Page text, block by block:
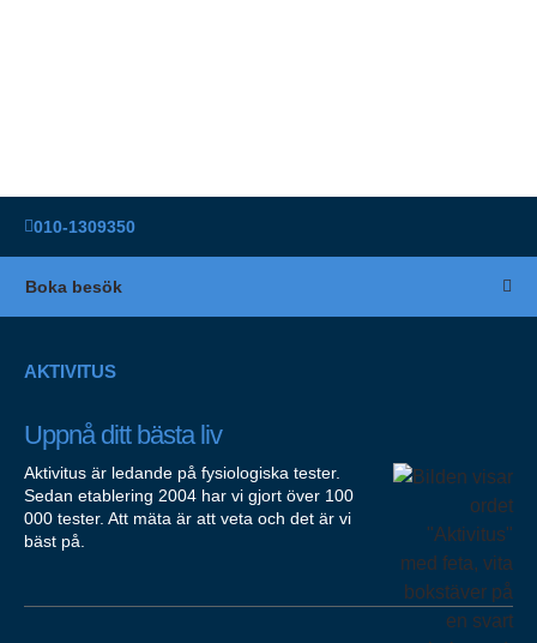
010-1309350
Boka besök
AKTIVITUS
Uppnå ditt bästa liv
Aktivitus är ledande på fysiologiska tester.
Sedan etablering 2004 har vi gjort över 100
000 tester. Att mäta är att veta och det är vi
bäst på.